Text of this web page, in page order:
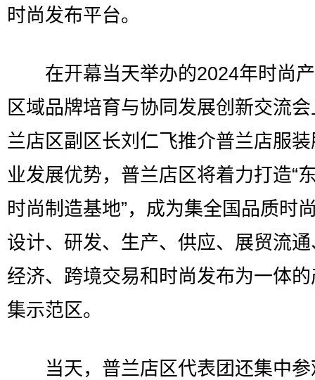
时尚发布平台。
在开幕当天举办的2024年时尚
区域品牌培育与协同发展创新交流
兰店区副区长刘仁飞推介普兰店服
业发展优势，普兰店区将着力打造“
时尚制造基地”，成为集全国品质时
设计、研发、生产、供应、展贸流
经济、跨境交易和时尚发布为一体
集示范区。
当天，普兰店区代表团还集中参